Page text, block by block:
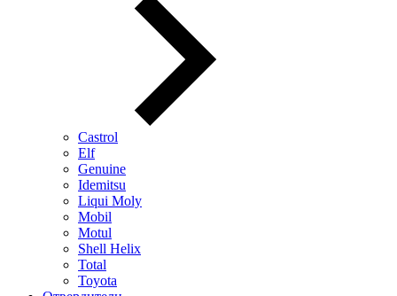
Castrol
Elf
Genuine
Idemitsu
Liqui Moly
Mobil
Motul
Shell Helix
Total
Toyota